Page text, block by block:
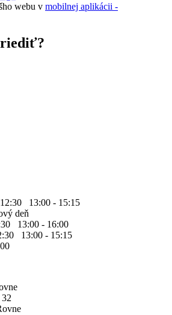
webu v mobilnej aplikácii -
13:00 - 15:15
deň
13:00 - 16:00
13:00 - 15:15